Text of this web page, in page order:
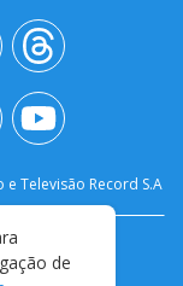
e Televisão Record S.A
de